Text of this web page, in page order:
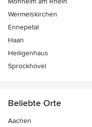
Wermelskirchen
Ennepetal
Haan
Heiligenhaus
Sprockhövel
Beliebte Orte
Aachen